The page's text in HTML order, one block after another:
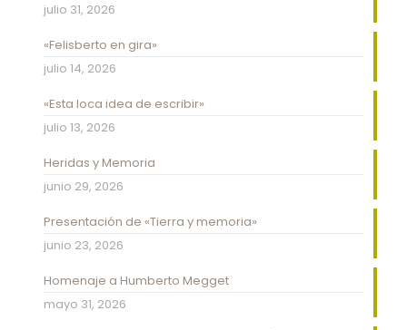
julio 31, 2026
«Felisberto en gira»
julio 14, 2026
«Esta loca idea de escribir»
julio 13, 2026
Heridas y Memoria
junio 29, 2026
Presentación de «Tierra y memoria»
junio 23, 2026
Homenaje a Humberto Megget
mayo 31, 2026